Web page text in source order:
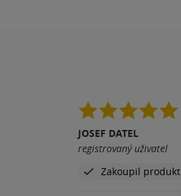
JOSEF DATEL
registrovaný uživatel
Zakoupil produkt